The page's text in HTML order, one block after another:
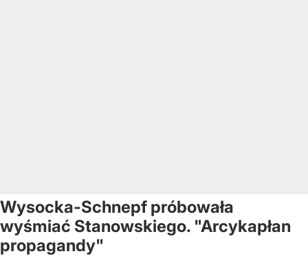
Wysocka-Schnepf próbowała
wyśmiać Stanowskiego. "Arcykapłan
propagandy"